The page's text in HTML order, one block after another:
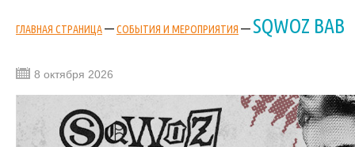
ГЛАВНАЯ СТРАНИЦА—СОБЫТИЯ И МЕРОПРИЯТИЯ —SQWOZ BAB
8 октября 2026